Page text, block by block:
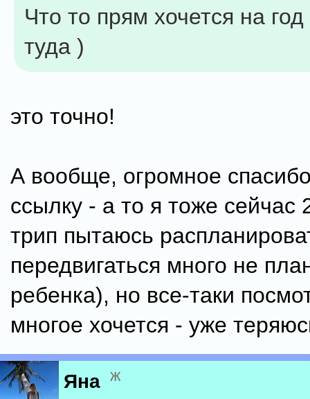
Что то прям хочется на год
туда )
это точно!
А вообще, огромное
ссылку - а то я тоже сейчас
трип пытаюсь
передвигаться много не
ребенка), но все-таки
многое хочется - уже
Яна ж